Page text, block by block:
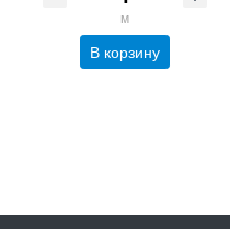
м
В корзину